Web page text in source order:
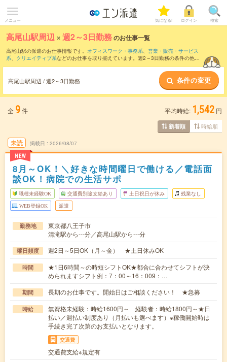
メニュー 気になる! ログイン 検索
高尾山駅周辺 ×週2～3日勤務のお仕事一覧
高尾山駅の派遣のお仕事情報です。 オフィスワーク・事務系、 営業・販売・サービス
系、 クリエイティブ系などのお仕事を取り揃えています。週2～3日勤務の条件の他
高尾山駅周辺 / 週2～3日勤務 条件の変更
全 9件 平均時給: 1,542 円
新着順 時給順
未読
NEW
掲載日 2026/08/07
8月～OK！＼好きな時間曜日で働ける／電話面
談OK！病院での生活サポ
職種未経験OK 交通費別途支給あり 土日祝日が休み 残業なし
WEB登録OK 派遣
勤務地
東京都八王子市
清滝駅から---分／高尾山駅から---分
曜日頻度 週2日～5日OK（月～金） ★土日休みOK
時間
★1日6時間～の時短シフトOK★都合に合わせてシフトが決
められますシフト例：7：00～16：009：…
期間 長期のお仕事です。開始日はご相談ください！ ★急募
時給
無資格未経験：時給1600円～ 経験者：時給1800円～★日
払い／週払い制度あり（月払いも選べます）※稼働開始時は
手続き完了次第のお支払いとなります。
交通費
交通費支給※規定有